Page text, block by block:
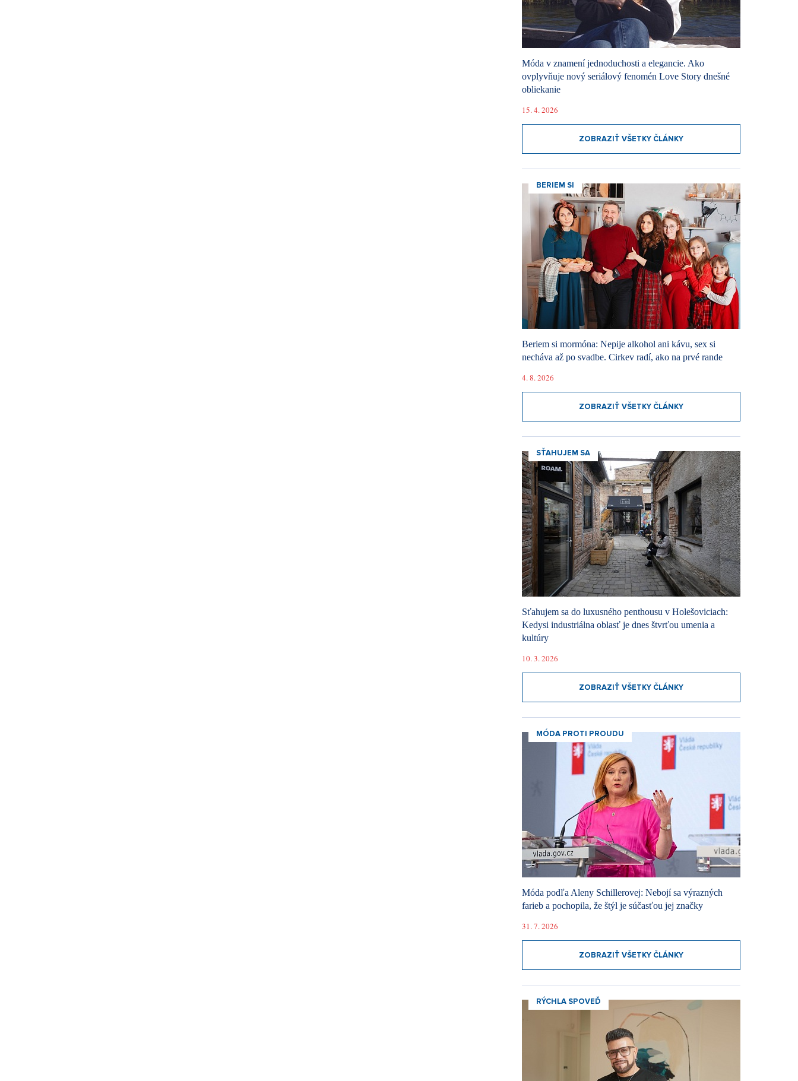
Móda v znamení jednoduchosti a elegancie. Ako
ovplyvňuje nový seriálový fenomén Love Story dnešné
obliekanie
15. 4. 2026
ZOBRAZIŤ VŠETKY ČLÁNKY
BERIEM SI
Beriem si mormóna: Nepije alkohol ani kávu, sex si
necháva až po svadbe. Cirkev radí, ako na prvé rande
4. 8. 2026
ZOBRAZIŤ VŠETKY ČLÁNKY
SŤAHUJEM SA
Sťahujem sa do luxusného penthousu v Holešoviciach:
Kedysi industriálna oblasť je dnes štvrťou umenia a
kultúry
10. 3. 2026
ZOBRAZIŤ VŠETKY ČLÁNKY
MÓDA PROTI PROUDU
Móda podľa Aleny Schillerovej: Nebojí sa výrazných
farieb a pochopila, že štýl je súčasťou jej značky
31. 7. 2026
ZOBRAZIŤ VŠETKY ČLÁNKY
RÝCHLA SPOVEĎ